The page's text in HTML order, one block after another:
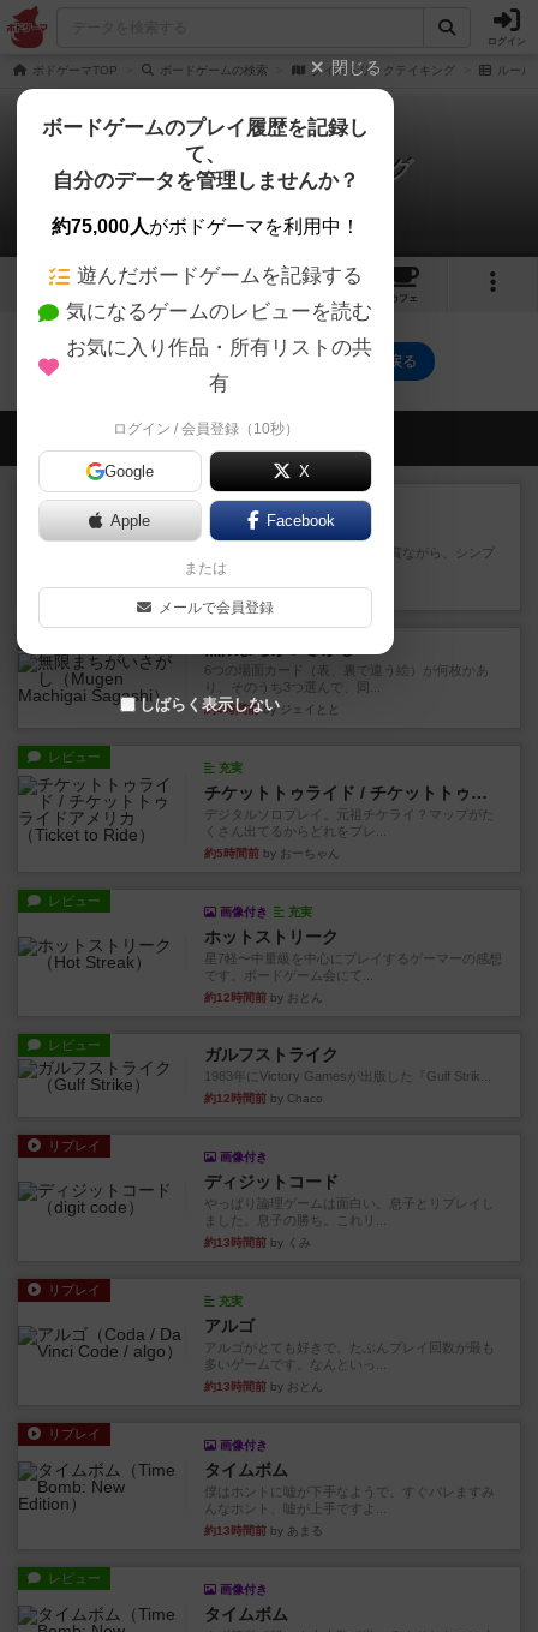
ログイン
ボドゲーマTOP ボードゲームの検索 クイズトリックテイキング ルール
クイズトリックテイキング
0件のルール/インスト
2 1
カフェ
クイズトリックテイキングのトップに戻る
会員の新しい投稿
レビュー
花火
ずっと前のドイツ年間ゲーム大賞ながら、シンプ
ルで簡単な小ゲームで今でも...
約1時間前by tamio
6つの場面カード（表、裏で違う絵）が何枚かあ
り、そのうち3つ選んで、同...
約4時間前by ジェイとと
レビュー
充実
チケットトゥライド / チケットトゥライドアメリカ
デジタルソロプレイ。元祖チケライ？マップがた
くさん出てるからどれをプレ...
約5時間前 by おーちゃん
レビュー
画像付き 充実
ホットストリーク
星7軽〜中量級を中心にプレイするゲーマーの感想
です。ボードゲーム会にて...
約12時間前 by おとん
レビュー ガルフストライク
1983年にVictory Gamesが出版した『Gulf Strik...
約12時間前 by Chaco
リプレイ
画像付き
ディジットコード
やっぱり論理ゲームは面白い。息子とリプレイし
ました。息子の勝ち。これリ...
約13時間前 by くみ
リプレイ
充実
アルゴ
アルゴがとても好きで、たぶんプレイ回数が最も
多いゲームです。なんといっ...
約13時間前 by おとん
リプレイ
画像付き
タイムボム
僕はホントに嘘が下手なようで、すぐバレますみ
んなホント、嘘が上手ですよ...
約13時間前 by あまる
レビュー
画像付き
タイムボム
閉じる
ボードゲームのプレイ履歴を記録し
て、
自分のデータを管理しませんか？
約75,000人がボドゲーマを利用中！
遊んだボードゲームを記録する
気になるゲームのレビューを読む
お気に入り作品・所有リストの共
有
ログイン / 会員登録（10秒）
Google X
Apple Facebook
または
メールで会員登録
しばらく表示しない